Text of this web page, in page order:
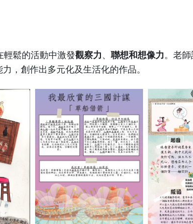
鬆的活動中激發觀察力 、 聯想和想像力 。老
，創作出多元化及生活化的作品。